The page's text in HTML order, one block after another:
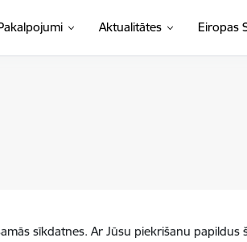
Aktualitātes Eiropas
sīkdatnes. Ar Jūsu piekrišanu